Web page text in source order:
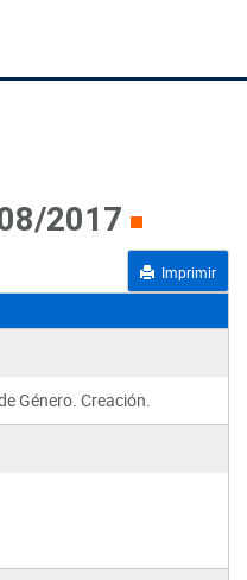
2017
Imprimir
Género. Creación.